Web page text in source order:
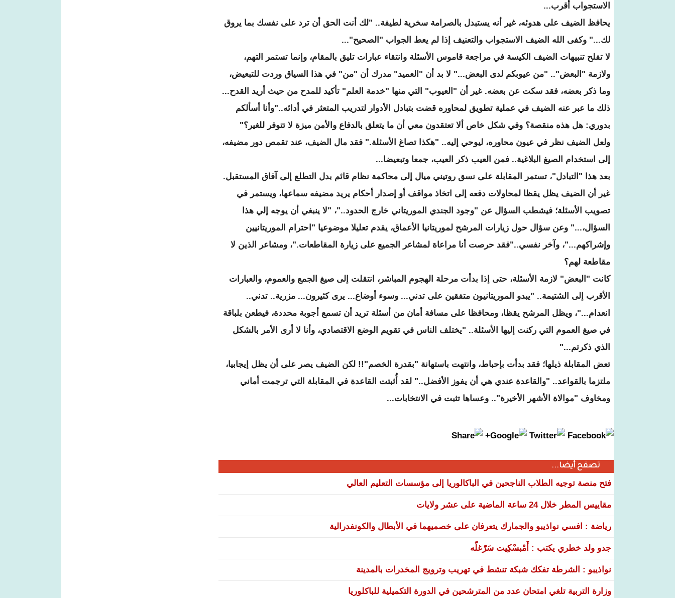
الاستجواب أقرب...
يحافظ الضيف على هدوئه، غير أنه يستبدل بالصرامة سخرية لطيفة.. "لك أنت الحق أن ترد على نفسك بما يروق
لك..." وكفى الله الضيف الاستجواب والتعنيف إذا لم يعط الجواب "الصحيح"...
لا تفلح تنبيهات الضيف الكيسة في مراجعة قاموس الأسئلة وانتقاء عبارات تليق بالمقام، وإنما تستمر التهم،
ولازمة "البعض".. "من عيوبكم لدى البعض..." لا بد أن "العميد" مدرك أن "من" في هذا السياق وردت للتبعيض،
وما ذكر بعضه، فقد سكت عن بعضه. غير أن "العيوب" التي منها "خدمة العلم" تأكيد للمدح من حيث أريد القدح...
ذلك ما عبر عنه الضيف في عملية تطويق لمحاوره قضت بتبادل الأدوار لتدريب المتعثر في أدائه.."وأنا أسألكم
بدوري: هل هذه منقصة؟ وفي شكل خاص ألا تعتقدون معي أن ما يتعلق بالدفاع والأمن ميزة لا تتوفر للغير؟"
ولعل الضيف نظر في عيون محاوره، ليوحي إليه.. "هكذا تصاغ الأسئلة." فقد مال الضيف، عند تقمص دور مضيفه،
إلى استخدام الصيغ البلاغية.. فمن العيب ذكر العيب، جمعا وتبعيضا...
بعد هذا "التبادل"، تستمر المقابلة على نسق روتيني ميال إلى محاكمة نظام قائم بدل التطلع إلى آفاق المستقبل.
غير أن الضيف يظل يقظا لمحاولات دفعه إلى اتخاذ مواقف أو إصدار أحكام يريد مضيفه سماعها، ويستمر في
تصويب الأسئلة؛ فيشطب السؤال عن "وجود الجندي الموريتاني خارج الحدود.."، "لا ينبغي أن يوجه إلي هذا
السؤال،..." وعن سؤال حول زيارات المرشح لموريتانيا الأعماق، يقدم تعليلا موضوعيا "احترام الموريتانيين
وإشراكهم..."، وآخر نفسي.."فقد حرصت أنا مراعاة لمشاعر الجميع على زيارة المقاطعات."، ومشاعر الذين لا
مقاطعة لهم؟
كانت "البعض" لازمة الأسئلة، حتى إذا بدأت مرحلة الهجوم المباشر، انتقلت إلى صيغ الجمع والعموم، والعبارات
الأقرب إلى الشتيمة.. "يبدو الموريتانيون متفقين على تدني... وسوء أوضاع... يرى كثيرون... مزرية.. تدني..
انعدام..."، ويظل المرشح يقظا، ومحافظا على مسافة أمان من أسئلة تريد أن تسمع أجوبة محددة، فيطعن بلباقة
في صيغ العموم التي ركنت إليها الأسئلة.. "يختلف الناس في تقويم الوضع الاقتصادي، وأنا لا أرى الأمر بالشكل
الذي ذكرتم..."
تعض المقابلة ذيلها؛ فقد بدأت بإحباط، وانتهت باستهانة "بقدرة الخصم"!! لكن الضيف يصر على أن يظل إيجابيا،
ملتزما بالقواعد.. "والقاعدة عندي هي أن يفوز الأفضل.." لقد أُثبتت القاعدة في المقابلة التي ترجمت أماني
ومخاوف "موالاة الأشهر الأخيرة".. وعساها تثبت في الانتخابات...
تصفح أيضا...
فتح منصة توجيه الطلاب الناجحين في الباكالوريا إلى مؤسسات التعليم العالي
مقاييس المطر خلال 24 ساعة الماضية على عشر ولايات
رياضة : افسي نواذيبو والجمارك يتعرفان على خصميهما في الأبطال والكونفدرالية
جدو ولد خطري يكتب : أَمْبسْكِيت سَرّْغلّه
نواذيبو : الشرطة تفكك شبكة تنشط في تهريب وترويج المخدرات بالمدينة
وزارة التربية تلغي امتحان عدد من المترشحين في الدورة التكميلية للباكلوريا